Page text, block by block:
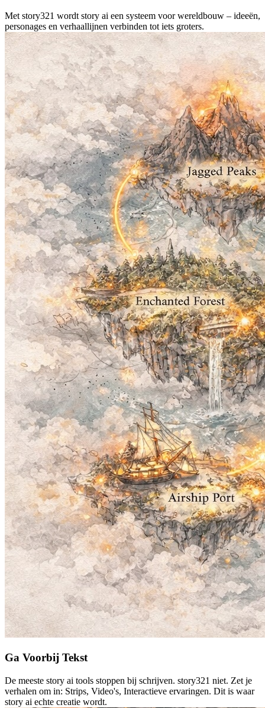
Met story321 wordt story ai een systeem voor wereldbouw – ideeën,
personages en verhaallijnen verbinden tot iets groters.
Ga Voorbij Tekst
De meeste story ai tools stoppen bij schrijven. story321 niet. Zet je
verhalen om in: Strips, Video's, Interactieve ervaringen. Dit is waar
story ai echte creatie wordt.